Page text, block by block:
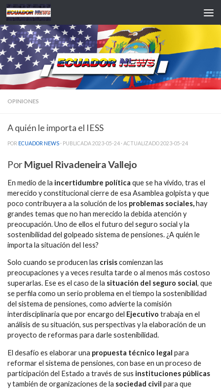
Saltar al contenido
OPINIONES
A quién le importa el IESS
POR ECUADOR NEWS · PUBLICADA2023-05-24 · ACTUALIZADO2023-05-24
Por Miguel Rivadeneira Vallejo
En medio de la incertidumbre política que se ha vivido, tras el
merecido y constitucional cierre de esa Asamblea golpista y que
poco contribuyera a la solución de los problemas sociales,hay
grandes temas que no han merecido la debida atención y
preocupación. Uno de ellos el futuro del seguro social y la
sostenibilidad del golpeado sistema de pensiones. ¿A quién le
importa la situación del Iess?
Solo cuando se producen las crisiscomienzan las
preocupaciones y a veces resulta tarde o al menos más costoso
superarlas. Ese es el caso de la situación del seguro social, que
se perfila como un serio problema en el tiempo la sostenibilidad
del sistema de pensiones, como advierte la comisión
interdisciplinaria que por encargo del Ejecutivo trabaja en el
análisis de su situación, sus perspectivas y la elaboración de un
proyecto de reformas para darle sostenibilidad.
El desafío es elaborar una propuesta técnico legal para
reformar el sistema de pensiones, con base en un proceso de
participación del Estado a través de sus instituciones públicas
y también de organizaciones de la sociedad civil para que